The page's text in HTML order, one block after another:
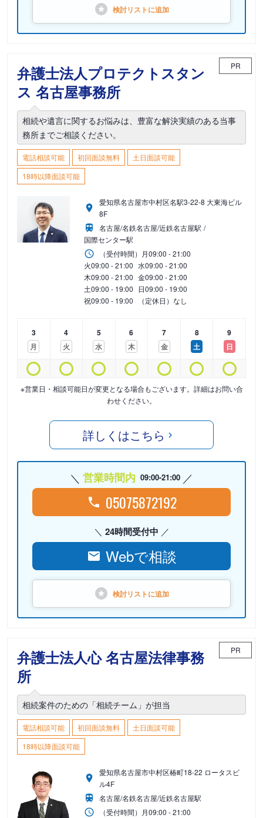
検討リストに追加
弁護士法人プロテクトスタン
ス 名古屋事務所
PR
相続や遺言に関するお悩みは、豊富な解決実績のある当事
務所までご相談ください。
電話相談可能 初回面談無料
土日面談可能
18時以降面談可能
愛知県名古屋市中村区名駅3-22-8 大東海ビル
8F
名古屋/名鉄名古屋/近鉄名古屋駅
国際センター駅
（受付時間） 月09:00 - 21:00
火09:00 - 21:00 水09:00 - 21:00
木09:00 - 21:00 金09:00 - 21:00
土09:00 - 19:00 日09:00 - 19:00
祝09:00 - 19:00 （定休日）なし
3
月
4
火
5
水
6
木
7
金
8
土
9
日
※営業日・相談可能日が変更となる場合もございます。詳細はお問い合
わせください。
詳しくはこちら
営業時間内 09:00-21:00
05075872192
24時間受付中
Webで相談
検討リストに追加
弁護士法人心 名古屋法律事務
所
PR
相続案件のための「相続チーム」が担当
電話相談可能 初回面談無料
土日面談可能
18時以降面談可能
愛知県名古屋市中村区椿町18-22 ロータスビ
ル4F
名古屋/名鉄名古屋/近鉄名古屋駅
（受付時間） 月09:00 - 21:00